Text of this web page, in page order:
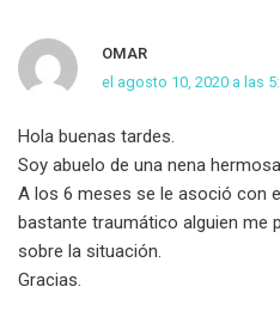
OMAR
el agosto 10, 2020 a las
Hola buenas tardes.
Soy abuelo de una nena
A los 6 meses se le asoció con
bastante traumático alguien me
sobre la situación.
Gracias.